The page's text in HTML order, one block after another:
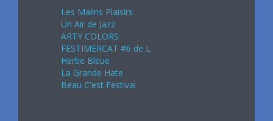
Les Malins Plaisirs
Un Air de Jazz
ARTY COLORS
FESTIMERCAT #6 de L
Herbe Bleue
La Grande Hate
Beau C'est Festival